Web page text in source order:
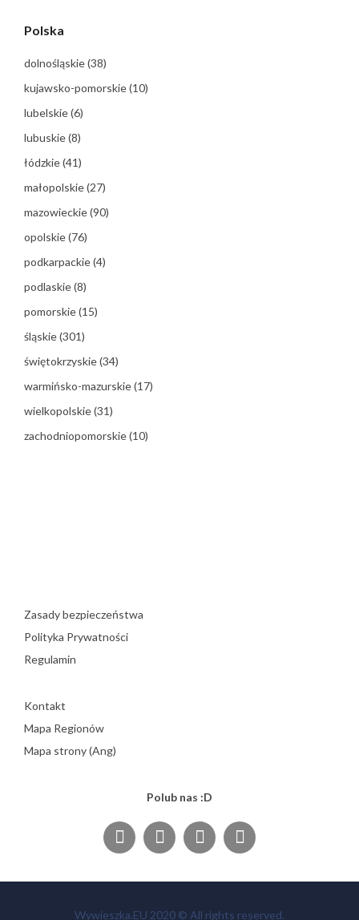
Polska
dolnośląskie(38)
kujawsko-pomorskie(10)
lubelskie(6)
lubuskie(8)
łódzkie(41)
małopolskie(27)
mazowieckie(90)
opolskie(76)
podkarpackie(4)
podlaskie(8)
pomorskie(15)
śląskie(301)
świętokrzyskie(34)
warmińsko-mazurskie(17)
wielkopolskie(31)
zachodniopomorskie(10)
Zasady bezpieczeństwa
Polityka Prywatności
Regulamin
Kontakt
Mapa Regionów
Mapa strony (Ang)
Polub nas :D
Wywieszka.EU 2020 © All rights reserved.